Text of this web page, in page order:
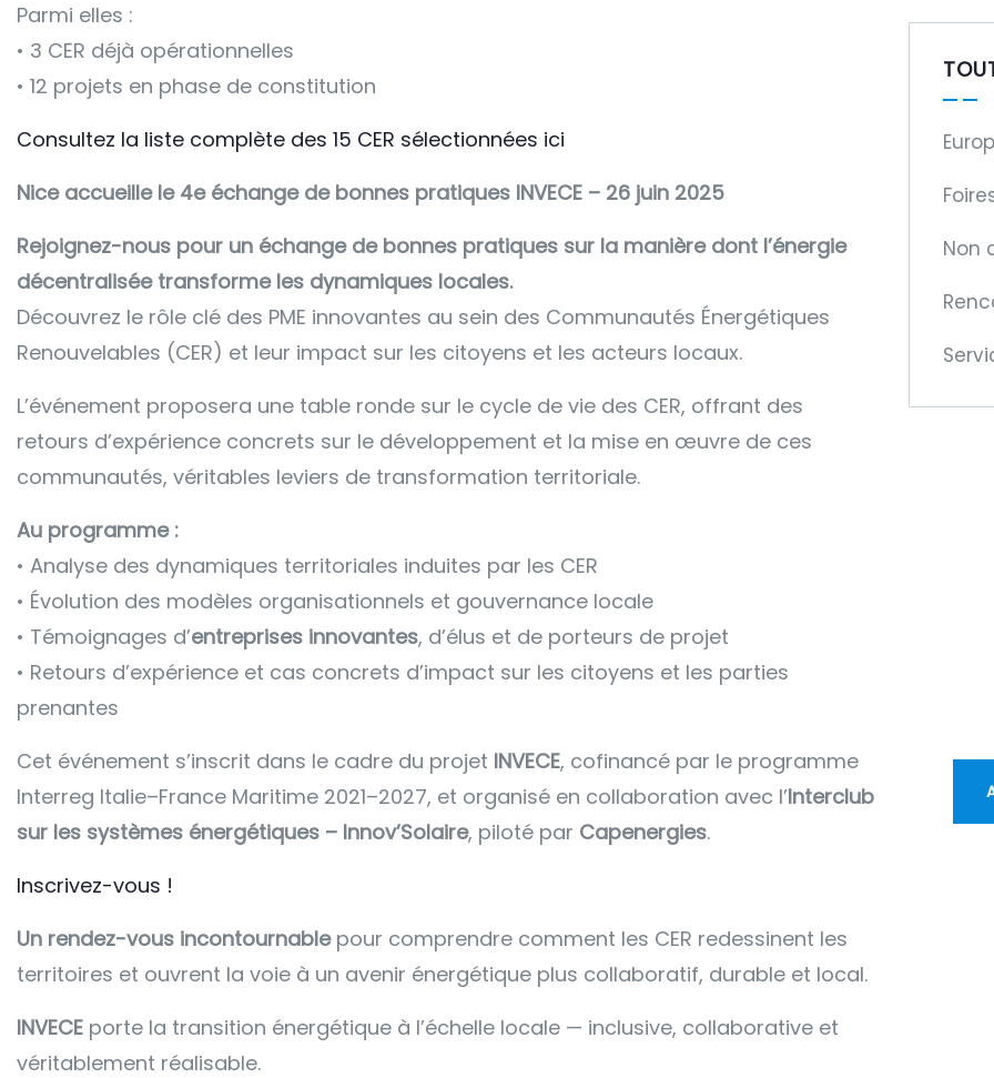
Parmi elles :
• 3 CER déjà opérationnelles
• 12 projets en phase de constitution
Consultez la liste complète des 15 CER sélectionnées ici
Nice accueille le 4e échange de bonnes pratiques INVECE – 26 juin 2025
Rejoignez-nous pour un échange de bonnes pratiques sur la manière dont l’énergie
décentralisée transforme les dynamiques locales.
Découvrez le rôle clé des PME innovantes au sein des Communautés Énergétiques
Renouvelables (CER) et leur impact sur les citoyens et les acteurs locaux.
L’événement proposera une table ronde sur le cycle de vie des CER, offrant des
retours d’expérience concrets sur le développement et la mise en œuvre de ces
communautés, véritables leviers de transformation territoriale.
Au programme :
• Analyse des dynamiques territoriales induites par les CER
• Évolution des modèles organisationnels et gouvernance locale
• Témoignages d’entreprises innovantes, d’élus et de porteurs de projet
• Retours d’expérience et cas concrets d’impact sur les citoyens et les parties
prenantes
Cet événement s’inscrit dans le cadre du projet INVECE, cofinancé par le programme
Interreg Italie–France Maritime 2021–2027, et organisé en collaboration avec l’Interclub
sur les systèmes énergétiques – Innov’Solaire, piloté par Capenergies.
Inscrivez-vous !
Un rendez-vous incontournablepour comprendre comment les CER redessinent les
territoires et ouvrent la voie à un avenir énergétique plus collaboratif, durable et local.
INVECE porte la transition énergétique à l’échelle locale — inclusive, collaborative et
véritablement réalisable.
Non